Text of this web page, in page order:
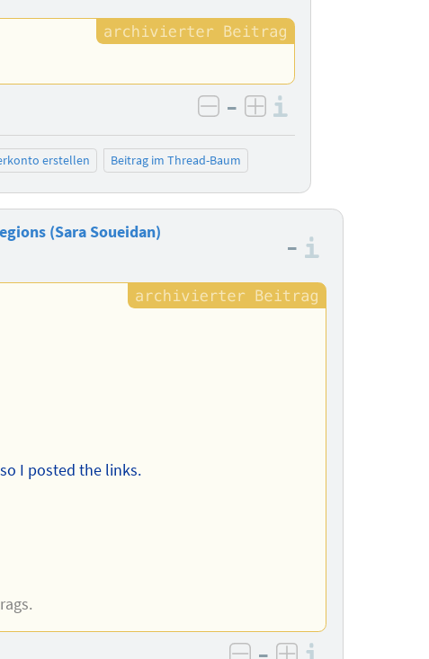
negativ bewerten
– positiv bewerten
erstellen Beitrag im Thread-Baum
(Sara Soueidan)
–
I posted the links.